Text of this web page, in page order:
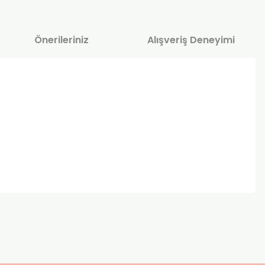
Önerileriniz Alışveriş Deneyimi